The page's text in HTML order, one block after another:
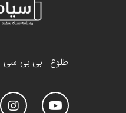
طلوع بی بی سی